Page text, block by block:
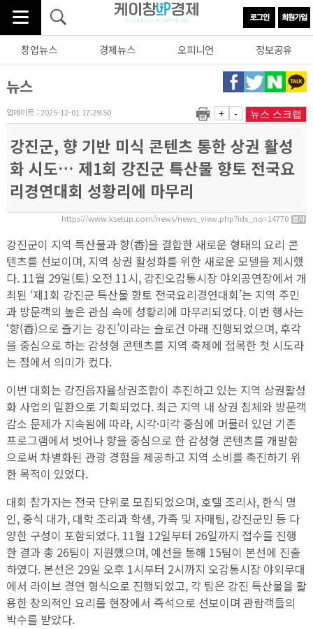
창업뉴스 경제뉴스 오피니언 정보공유
뉴스
업데이트 : 2025-12-01 17:29:50 + - 뉴스 스크랩
강진군, 향 기반 미식 콘텐츠 통한 상권 활성
화 시도… 제1회 강진군 특산물 향토 전국요
리경연대회 성황리에 마무리
https://www.ksetup.com/news/news_view.php?idx_no=14770
강진군이 지역 특산물과 향(香)을 결합한 새로운 형태의 요리 콘
텐츠를 선보이며, 지역 상권 활성화를 위한 새로운 모델을 제시했
다. 11월 29일(토) 오전 11시, 강진오감통시장 야외공연장에서 개
최된 ‘제1회 강진군 특산물 향토 전국요리경연대회’는 지역 주민
과 방문객의 높은 관심 속에 성황리에 마무리되었다. 이번 행사는
‘향(香)으로 즐기는 강진’이라는 슬로건 아래 진행되었으며, 후각
을 중심으로 하는 감성형 콘텐츠를 지역 축제에 접목한 첫 시도라
는 점에서 의미가 컸다.
이번 대회는 강진읍자율상권조합이 추진하고 있는 지역 상권활성
화 사업의 일환으로 기획되었다. 최근 지역 내 상권 침체와 방문객
감소 문제가 지속됨에 따라, 시각·미각 중심에 머물러 있던 기존
프로그램에서 벗어나 향을 중심으로 한 감성형 콘텐츠를 개발함
으로써 차별화된 관광 경험을 제공하고 지역 소비를 촉진하기 위
한 목적이 있었다.
대회 참가자는 전국 단위로 모집되었으며, 호텔 조리사, 한식 명
인, 중식 대가, 대학 조리과 학생, 가족 및 자매팀, 강진군민 등 다
양한 구성이 포함되었다. 11월 12일부터 26일까지 접수를 진행
한 결과 총 26팀이 지원했으며, 예선을 통해 15팀이 본선에 진출
하였다. 본선은 29일 오후 1시부터 2시까지 오감통시장 야외무대
에서 라이브 경연 형식으로 진행되었고, 각 팀은 강진 특산물을 활
용한 창의적인 요리를 현장에서 즉석으로 선보이며 관람객들의
박수를 받았다.